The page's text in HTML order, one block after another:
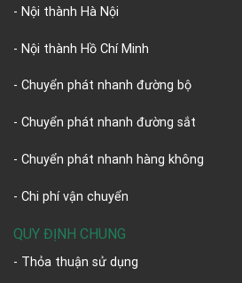
- Nội thành Hà Nội
- Nội thành Hồ Chí Minh
- Chuyển phát nhanh đường bộ
- Chuyển phát nhanh đường sắt
- Chuyển phát nhanh hàng không
- Chi phí vận chuyển
QUY ĐỊNH CHUNG
- Thỏa thuận sử dụng